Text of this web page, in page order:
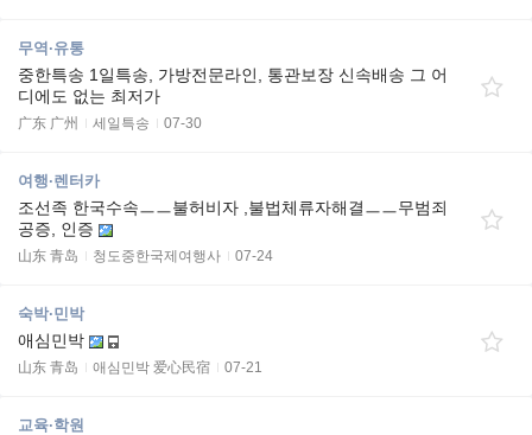
무역·유통
중한특송 1일특송, 가방전문라인, 통관보장 신속배송 그 어
디에도 없는 최저가
广东 广州 세일특송 07-30
여행·렌터카
조선족 한국수속ㅡㅡ불허비자 ,불법체류자해결ㅡㅡ무범죄
공증, 인증
山东 青岛 청도중한국제여행사 07-24
숙박·민박
애심민박
山东 青岛 애심민박 爱心民宿 07-21
교육·학원